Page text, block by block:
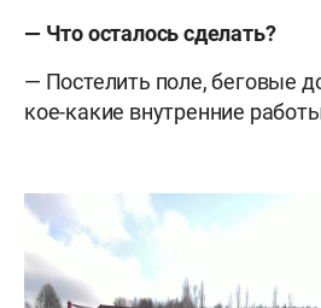
— Что осталось сделать?
— Постелить поле, беговые
кое-какие внутренние